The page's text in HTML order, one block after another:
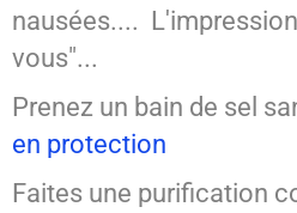
nausées....
vous"...
Prenez un bain de sel
en protection
Faites une purification